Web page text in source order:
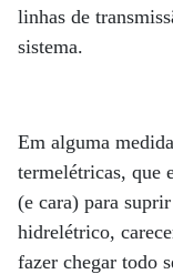
linhas de
sistema.
Em alguma
termelétricas, que
(e cara) para
hidrelétrico,
fazer chegar todo